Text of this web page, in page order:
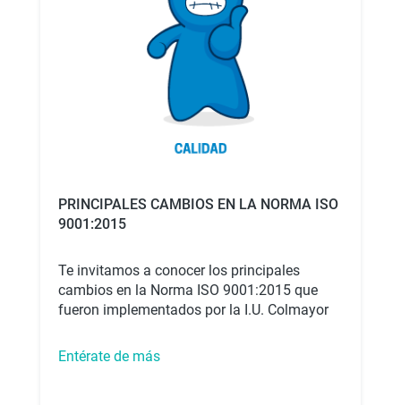
PRINCIPALES CAMBIOS EN LA NORMA ISO
9001:2015
Te invitamos a conocer los principales
cambios en la Norma ISO 9001:2015 que
fueron implementados por la I.U. Colmayor
Entérate de más